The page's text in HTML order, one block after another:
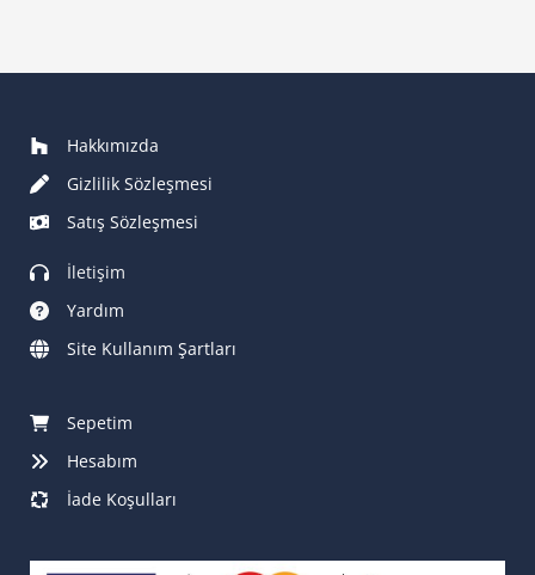
Hakkımızda
Gizlilik Sözleşmesi
Satış Sözleşmesi
İletişim
Yardım
Site Kullanım Şartları
Sepetim
Hesabım
İade Koşulları